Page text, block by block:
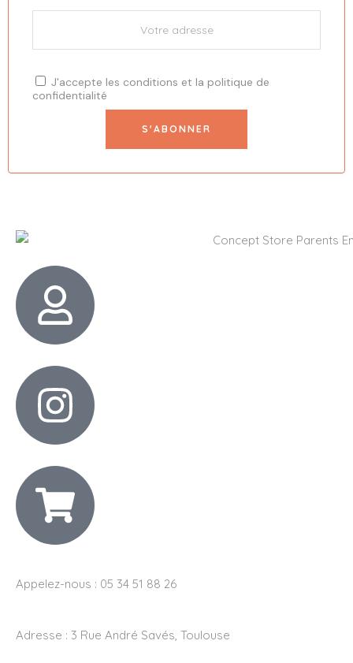
J'accepte les conditions et la politique de
confidentialité
Appelez-nous : 05 34 51 88 26
Adresse : 3 Rue André Savés, Toulouse